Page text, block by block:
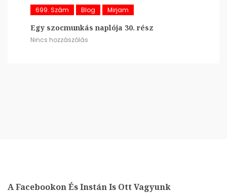
699. Szám Blog Mirjam
Egy szocmunkás naplója 30. rész
Nincs hozzászólás
A Facebookon És Instán Is Ott Vagyunk